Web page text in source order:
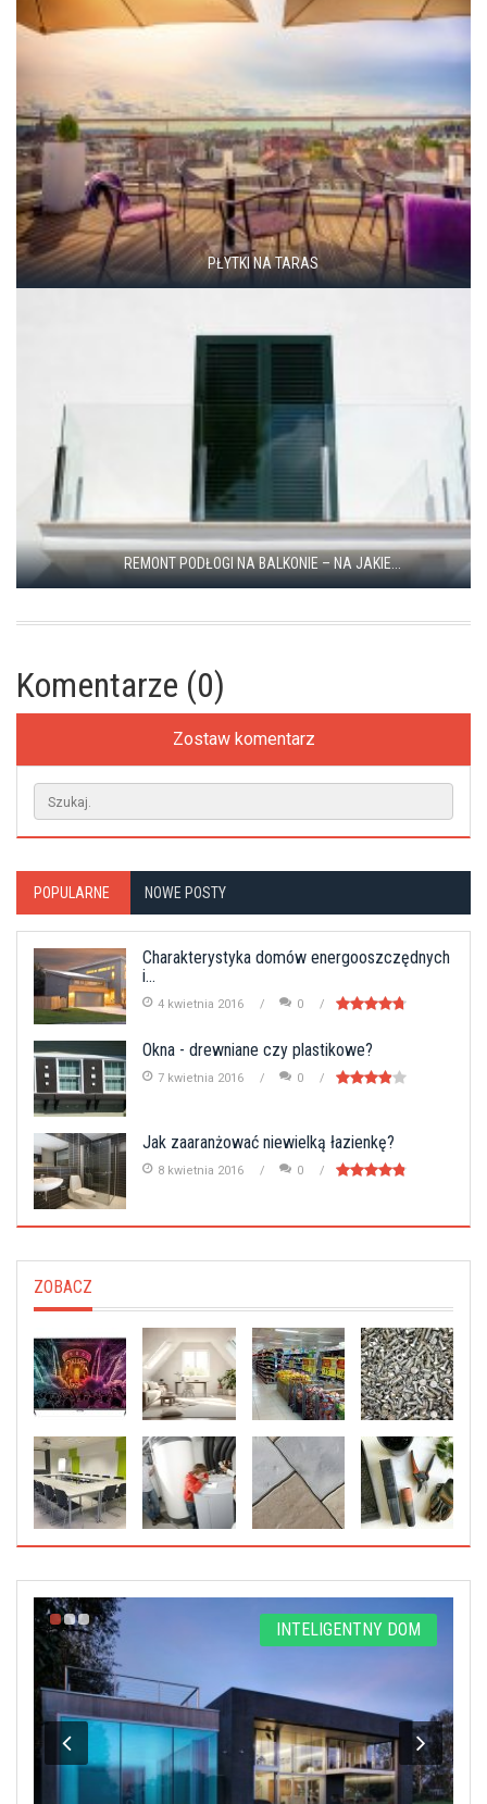
PŁYTKI NA TARAS
REMONT PODŁOGI NA BALKONIE – NA JAKIE...
Komentarze (0)
Zostaw komentarz
POPULARNE NOWE POSTY
Charakterystyka domów energooszczędnych
i...
4 kwietnia 2016 0
Okna - drewniane czy plastikowe?
7 kwietnia 2016 0
Jak zaaranżować niewielką łazienkę?
8 kwietnia 2016 0
ZOBACZ
INTELIGENTNY DOM